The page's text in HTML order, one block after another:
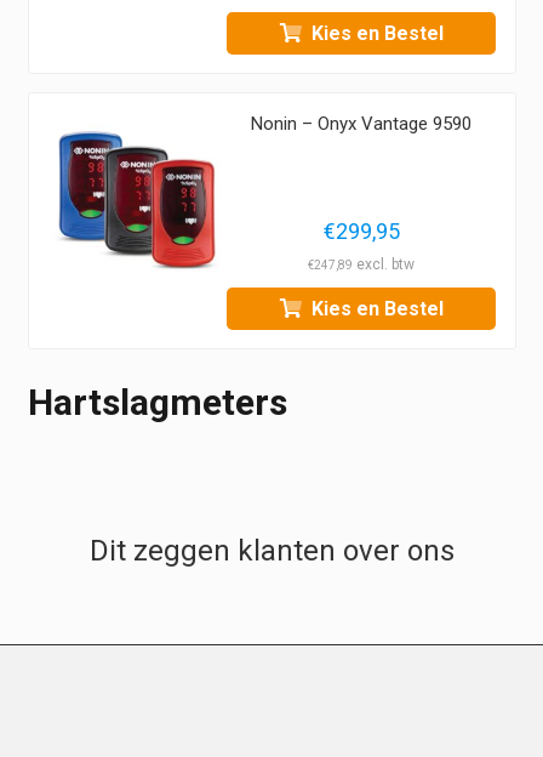
was:
€29,95.
is:
€24,95.
Kies en Bestel
Nonin – Onyx Vantage 9590
€299,95
€247,89
Kies en Bestel
Hartslagmeters
Dit zeggen klanten over ons